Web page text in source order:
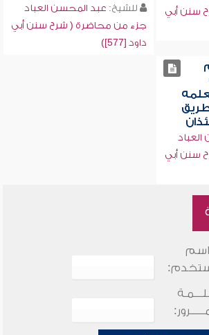
سنن أبي
للشيخ: عبد المحسن العباد
جزء من محاضرة ( شرح سنن أبي
داود [577])
سنن أبي
اسم